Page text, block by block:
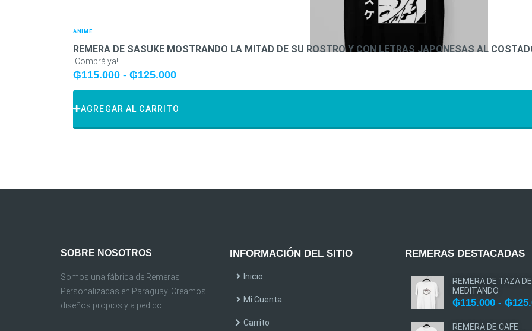
ANIME
REMERA DE SASUKE MOSTRANDO LA MITAD DE SU ROSTRO Y CON LETRAS JAPONESAS AL
¡Comprá ya!
₲115.000 - ₲125.000
AGREGAR AL CARRITO
SOBRE NOSOTROS
Somos una fábrica de Remeras
Personalizadas en Paraguay. Creamos
diseños propios y a pedido.
INFORMACIÓN DEL SITIO
Inicio
Mi Cuenta
Carrito
REMERAS DESTACADAS
REMERA DE TAZA
MEDITANDO
₲115.000 - ₲
REMERA DE CAFE